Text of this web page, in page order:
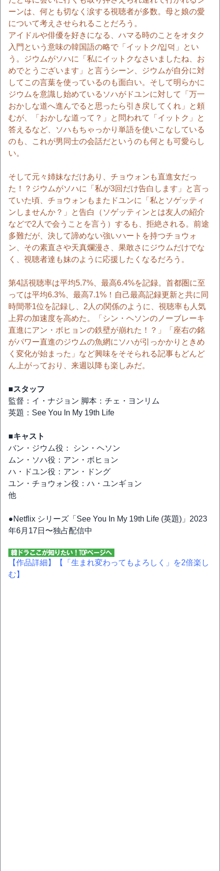
ーンは、何とも切なく涙する視聴者が多数。母と娘の愛
について考えさせられることだろう。
アイドルや俳優を好きになる、ハマる時のことをオタク
入門という意味の韓国語の略で「イットク/입덕」とい
う。ジウムがソハに「私にイットクなさいましたね、お
めでとうございます」と言うシーン、ジウムが自分に対
してこの言葉を使っているのも面白い。そして明らかに
ジウムを意識し始めているソハがドユンに対して「万一
おかしな道へ進んでると思ったら引き戻してくれ」と頼
むが、「おかしな道って？」と問われて「イットク」と
答えるなど、ソハもちゃっかり単語を使いこなしている
のも、これが男同士の会話だというのも何とも可愛らし
い。
そして元々姉妹なだけあり、チョウォンも直進女だっ
た！？ジウムがソハに「私が3回だけ告白します」と言っ
ていた頃、チョウォンもまたドユンに「私とソゲッティ
ンしませんか？」と告白（ソゲッティンとは友人の紹介
などで2人で会うことを言う）するも、拒絶される。前途
多難だが、決して諦めない強いハートを持つチョウォ
ン、その素直さや天真爛漫さ、果敢さにジウムだけでな
く、視聴者達も妹のように応援したくなるだろう。
第4話視聴率は平均5.7%、最高6.4%を記録。首都圏に至
っては平均6.3%、最高7.1%！自己最高記録更新と共に同
時間帯1位を記録し、2人の関係のように、視聴率も人気
上昇の加速度を高めた。「シン・ヘソンのノーブレーキ
直進にアン・ボヒョンの鉄壁が崩れた！？」「座右の銘
がパワー直進のジウムの魚網にソハが引っかかりときめ
く変化が始まった」など興味をそそられる記事もどんど
ん上がっており、来週以降も楽しみだ。
■スタッフ
監督：イ・ナジョン 脚本：チェ・ヨンリム
英題：See You In My 19th Life
■キャスト
バン・ジウム役： シン・ヘソン
ムン・ソハ役：アン・ボヒョン
ハ・ドユン役：アン・ドング
ユン・チョウォン役：ハ・ユンギョン
他
●Netflix シリーズ「See You In My 19th Life (英題)」2023
年6月17日〜独占配信中
【作品詳細】
【「生まれ変わってもよろしく」を2倍楽し
む】